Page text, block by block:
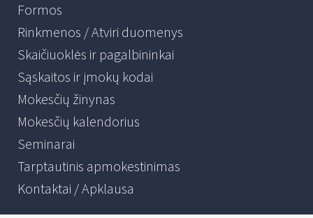
Formos
Rinkmenos / Atviri duomenys
Skaičiuoklės ir pagalbininkai
Sąskaitos ir įmokų kodai
Mokesčių žinynas
Mokesčių kalendorius
Seminarai
Tarptautinis apmokestinimas
Kontaktai / Apklausa